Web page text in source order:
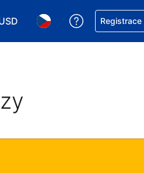
Vyberte si měnu. Aktuálně
Vyberte si jazyk.
Asistence s